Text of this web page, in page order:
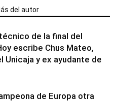
del autor
de la final del
escribe Chus Mateo,
Unicaja y ex ayudante de
de Europa otra